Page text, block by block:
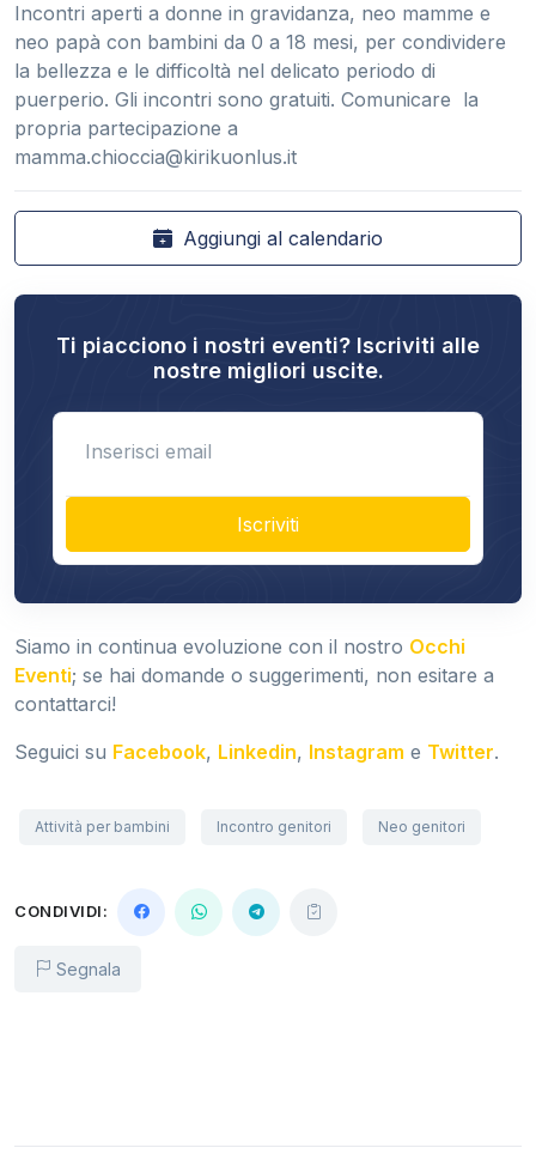
Incontri aperti a donne in gravidanza, neo mamme e
neo papà con bambini da 0 a 18 mesi, per condividere
la bellezza e le difficoltà nel delicato periodo di
puerperio. Gli incontri sono gratuiti. Comunicare la
propria partecipazione a
mamma.chioccia@kirikuonlus.it
Aggiungi al calendario
Ti piacciono i nostri eventi? Iscriviti alle
nostre migliori uscite.
Iscriviti
Siamo in continua evoluzione con il nostro Occhi
Eventi; se hai domande o suggerimenti, non esitare a
contattarci!
Seguici su Facebook, Linkedin, Instagram e Twitter.
Attività per bambini Incontro genitori Neo genitori
CONDIVIDI:
Segnala